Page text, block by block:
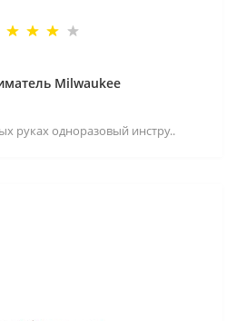
Milwaukee
руках одноразовый инстру..